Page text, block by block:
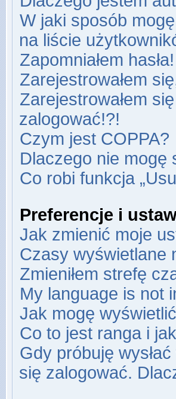
W jaki sposób
na liście
Zapomniałem hasła!
Zarejestrowałem
Zarejestrowałem
zalogować!?!
Czym jest COPPA?
Dlaczego nie mogę
Co robi funkcja
Preferencje i
Jak zmienić moje
Czasy wyświetlane
Zmieniłem strefę
My language is not
Jak mogę
Co to jest ranga i
Gdy próbuję
się zalogować.